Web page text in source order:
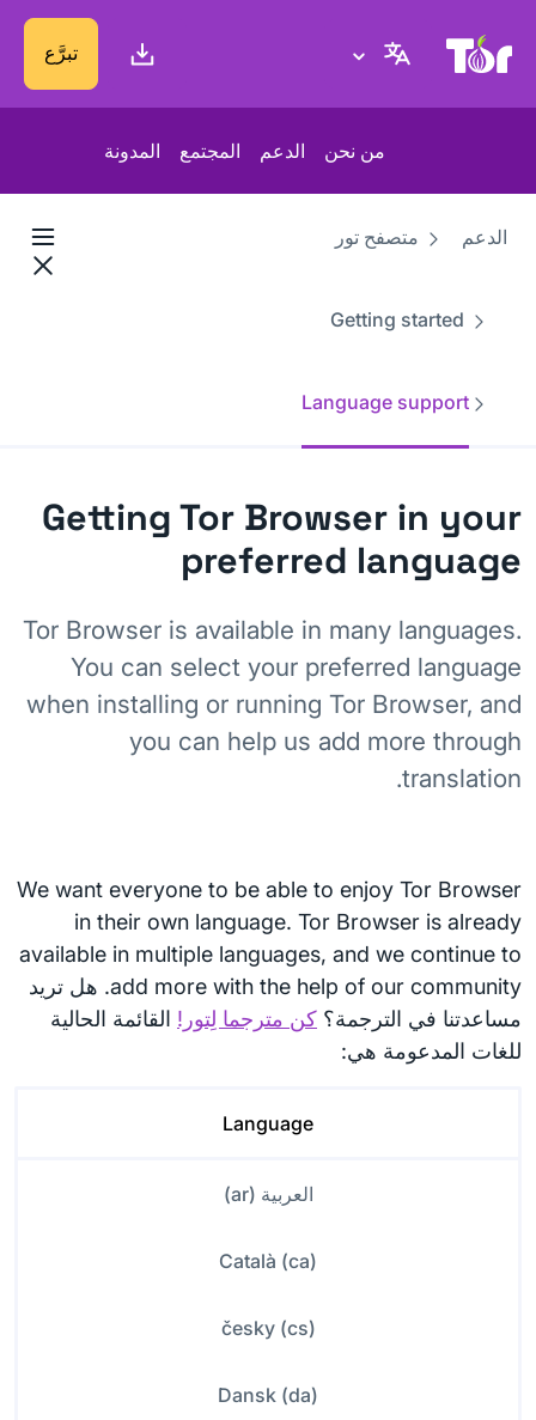
موقع Tor Project تبرَّع
من نحن الدعم المجتمع المدونة
الدعم متصفح تور
Getting started
Language support
Getting Tor Browser in your
preferred language
Tor Browser is available in many languages.
You can select your preferred language
when installing or running Tor Browser, and
you can help us add more through
translation.
We want everyone to be able to enjoy Tor Browser
in their own language. Tor Browser is already
available in multiple languages, and we continue to
add more with the help of our community. هل تريد
مساعدتنا في الترجمة؟ كن مترجما لِتور! القائمة الحالية
للغات المدعومة هي:
Language
العربية (ar)
Català (ca)
česky (cs)
Dansk (da)